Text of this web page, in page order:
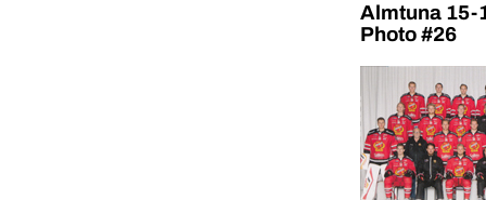
Almtuna 15-
Photo #26